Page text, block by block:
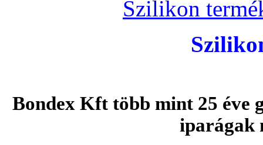
Szilikon
Bondex Kft több mint 25 éve
iparágak